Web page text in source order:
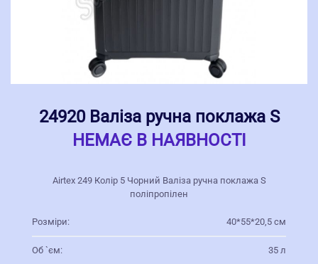
24920 Валіза ручна поклажа S
НЕМАЄ В НАЯВНОСТІ
Airtex 249 Колір 5 Чорний Валіза ручна поклажа S
поліпропілен
Розміри: 40*55*20,5 см
Об `єм: 35 л